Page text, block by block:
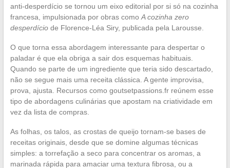
anti-desperdício se tornou um eixo editorial por si só na cozinha
francesa, impulsionada por obras como A cozinha zero
desperdíciode Florence-Léa Siry, publicada pela Larousse.
O que torna essa abordagem interessante para despertar o
paladar é que ela obriga a sair dos esquemas habituais.
Quando se parte de um ingrediente que teria sido descartado,
não se segue mais uma receita clássica. A gente improvisa,
prova, ajusta. Recursos como goutsetpassions.fr reúnem esse
tipo de abordagens culinárias que apostam na criatividade em
vez da lista de compras.
As folhas, os talos, as crostas de queijo tornam-se bases de
receitas originais, desde que se domine algumas técnicas
simples: a torrefação a seco para concentrar os aromas, a
marinada rápida para amaciar uma textura fibrosa, ou a